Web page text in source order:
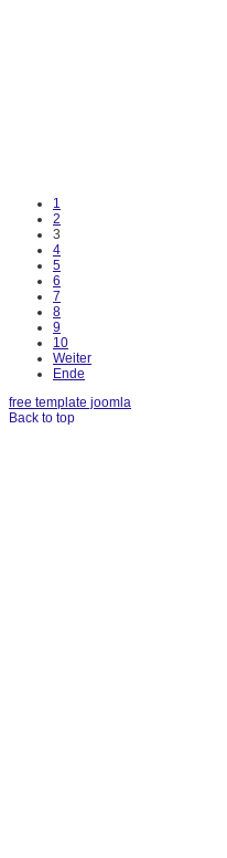
1
2
3
4
5
6
7
8
9
10
Weiter
Ende
free template joomla
Back to top